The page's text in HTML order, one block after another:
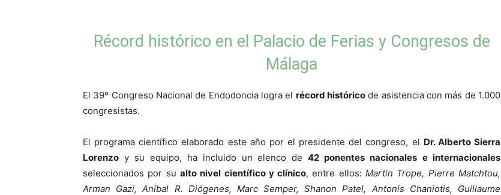
Récord histórico en el Palacio de Ferias y Congresos de
Málaga
El 39º Congreso Nacional de Endodoncia logra el récord histórico de asistencia con más de 1.000
congresistas.
El programa científico elaborado este año por el presidente del congreso, el Dr. Alberto Sierra
Lorenzo y su equipo, ha incluido un elenco de42 ponentes nacionales e internacionales
seleccionados por su alto nivel científico y clínico, entre ellos:Martin Trope, Pierre Matchtou,
Arman Gazi, Aníbal R. Diógenes, Marc Semper, Shanon Patel, Antonis Chaniotis, Guillaume